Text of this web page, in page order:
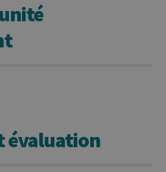
évaluation